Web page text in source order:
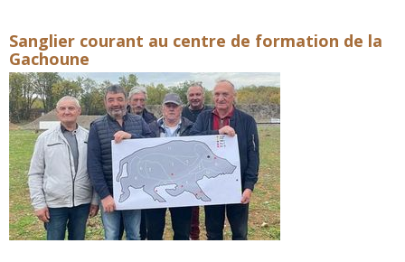
Sanglier courant au centre de formation de la
Gachoune